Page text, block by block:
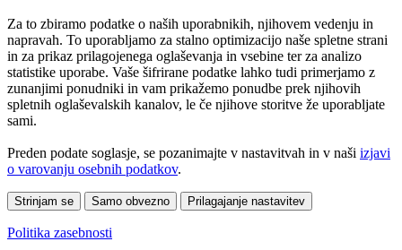
Za to zbiramo podatke o naših uporabnikih, njihovem vedenju in
napravah. To uporabljamo za stalno optimizacijo naše spletne strani
in za prikaz prilagojenega oglaševanja in vsebine ter za analizo
statistike uporabe. Vaše šifrirane podatke lahko tudi primerjamo z
zunanjimi ponudniki in vam prikažemo ponudbe prek njihovih
spletnih oglaševalskih kanalov, le če njihove storitve že uporabljate
sami.
Preden podate soglasje, se pozanimajte v nastavitvah in v naši izjavi
o varovanju osebnih podatkov.
Strinjam se Samo obvezno Prilagajanje nastavitev
Politika zasebnosti